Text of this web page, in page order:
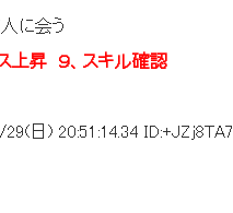
人に会う
上昇 ９、スキル確認
日) 20:51:14.34 ID:+JZj8TA7